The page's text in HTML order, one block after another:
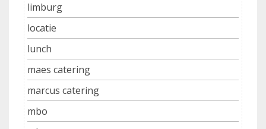
limburg
locatie
lunch
maes catering
marcus catering
mbo